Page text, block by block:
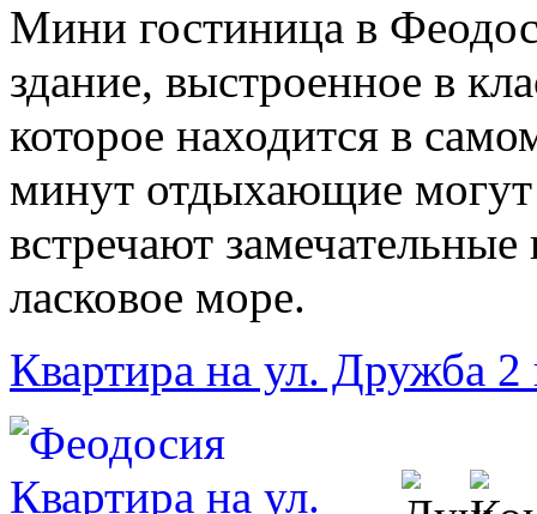
Мини гостиница в
здание, выстроенное в
которое находится в
минут отдыхающие
встречают
ласковое море.
Квартира на ул. Дружба